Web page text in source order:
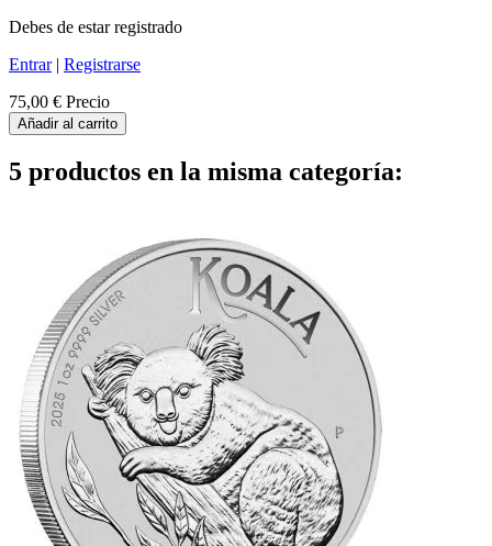
Debes de estar registrado
Entrar| Registrarse
75,00 € Precio
Añadir al carrito
5 productos en la misma categoría: